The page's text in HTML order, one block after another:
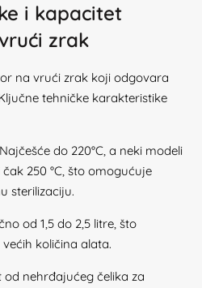
i kapacitet
zrak
na vrući zrak koji odgovara
tehničke karakteristike
Najčešće do 220°C, a neki modeli
250 °C, što omogućuje
sterilizaciju.
od 1,5 do 2,5 litre, što
količina alata.
nehrđajućeg čelika za